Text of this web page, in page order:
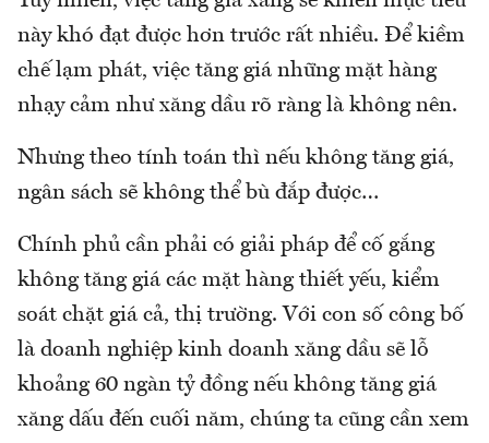
này khó đạt được hơn trước rất nhiều. Để kiềm
chế lạm phát, việc tăng giá những mặt hàng
nhạy cảm như xăng dầu rõ ràng là không nên.
Nhưng theo tính toán thì nếu không tăng giá,
ngân sách sẽ không thể bù đắp được…
Chính phủ cần phải có giải pháp để cố gắng
không tăng giá các mặt hàng thiết yếu, kiểm
soát chặt giá cả, thị trường. Với con số công bố
là doanh nghiệp kinh doanh xăng dầu sẽ lỗ
khoảng 60 ngàn tỷ đồng nếu không tăng giá
xăng dấu đến cuối năm, chúng ta cũng cần xem